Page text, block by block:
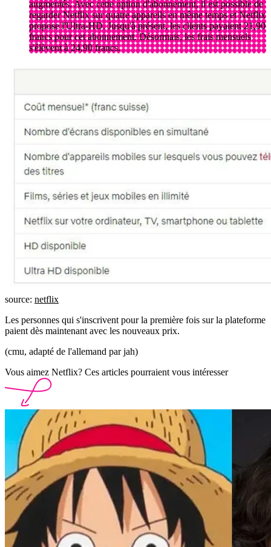
augmentés. Avec cette option d'abonnement, il est possible de
regarder Netflix sur quatre appareils en même temps et Netflix
propose l'Ultra-HD. Jusqu'à présent, les clients payaient 21,90
francs pour cet abonnement. Désormais, les frais mensuels
s'élèvent à 24,90 francs.
source: netflix
Les personnes qui s'inscrivent pour la première fois sur la plateforme
paient dès maintenant avec les nouveaux prix.
(cmu, adapté de l'allemand par jah)
Vous aimez Netflix? Ces articles pourraient vous intéresser